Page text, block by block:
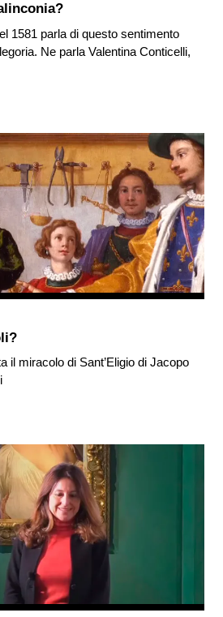
1581 parla di questo sentimento
Ne parla Valentina Conticelli,
il miracolo di Sant’Eligio di Jacopo